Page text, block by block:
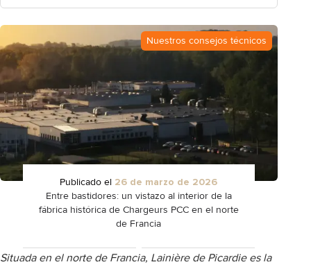
Nuestros consejos técnicos
Publicado el 26 de marzo de 2026
Entre bastidores: un vistazo al interior de la
fábrica histórica de Chargeurs PCC en el norte
de Francia
Situada en el norte de Francia, Lainière de Picardie es la